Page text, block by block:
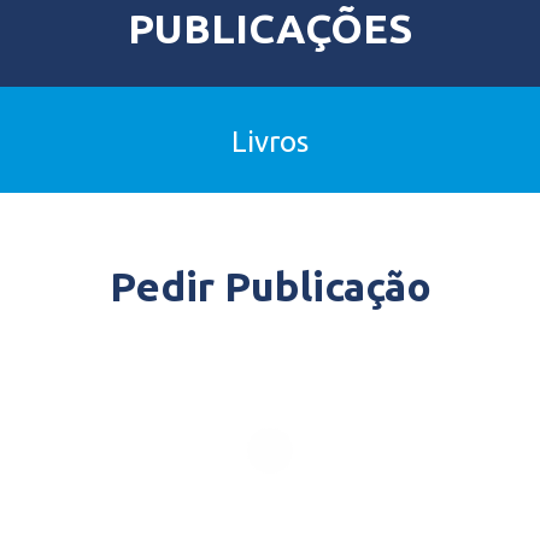
PUBLICAÇÕES
Livros
Pedir Publicação